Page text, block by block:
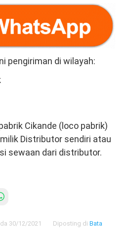
pengiriman di wilayah:
Cikande (loco pabrik)
Distributor sendiri atau
sewaan dari distributor.
30/12/2021 Diposting di Bata